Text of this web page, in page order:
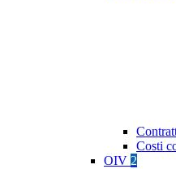
Costi
OIV 2